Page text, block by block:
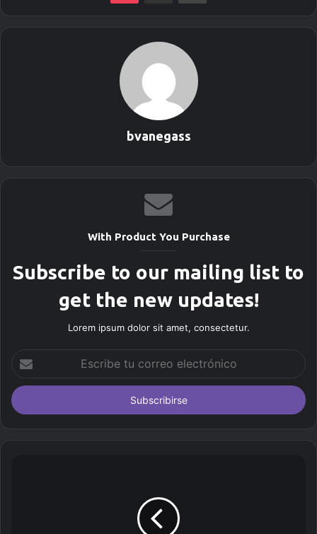
bvanegass
With Product You Purchase
Subscribe to our mailing list to
get the new updates!
Lorem ipsum dolor sit amet, consectetur.
r